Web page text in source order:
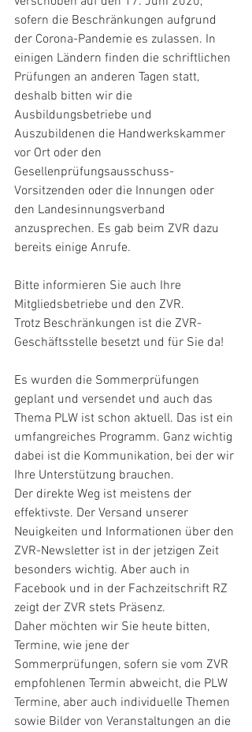
sofern die Beschränkungen aufgrund
der Corona-Pandemie es zulassen. In
einigen Ländern finden die schriftlichen
Prüfungen an anderen Tagen statt,
deshalb bitten wir die
Ausbildungsbetriebe und
Auszubildenen die Handwerkskammer
vor Ort oder den
Gesellenprüfungsausschuss-
Vorsitzenden oder die Innungen oder
den Landesinnungsverband
anzusprechen. Es gab beim ZVR dazu
bereits einige Anrufe.
Bitte informieren Sie auch Ihre
Mitgliedsbetriebe und den ZVR.
Trotz Beschränkungen ist die ZVR-
Geschäftsstelle besetzt und für Sie da!
Es wurden die Sommerprüfungen
geplant und versendet und auch das
Thema PLW ist schon aktuell. Das ist ein
umfangreiches Programm. Ganz wichtig
dabei ist die Kommunikation, bei der wir
Ihre Unterstützung brauchen.
Der direkte Weg ist meistens der
effektivste. Der Versand unserer
Neuigkeiten und Informationen über den
ZVR-Newsletter ist in der jetzigen Zeit
besonders wichtig. Aber auch in
Facebook und in der Fachzeitschrift RZ
zeigt der ZVR stets Präsenz.
Daher möchten wir Sie heute bitten,
Termine, wie jene der
Sommerprüfungen, sofern sie vom ZVR
empfohlenen Termin abweicht, die PLW
Termine, aber auch individuelle Themen
sowie Bilder von Veranstaltungen an die